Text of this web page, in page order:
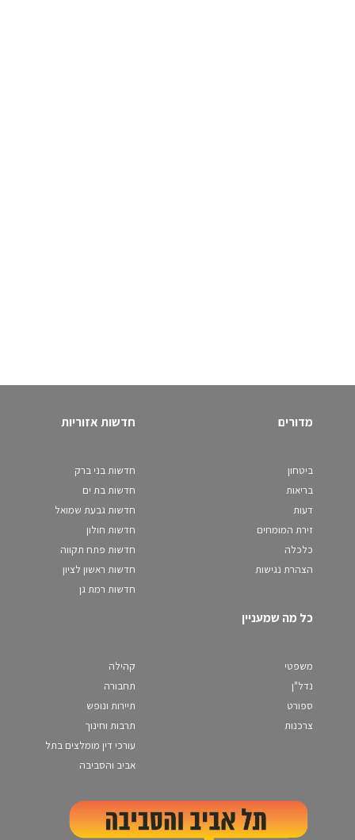
מדורים
ביטחון
בריאות
דעות
זירת המומחים
כלכלה
הצהרת נגישות
חדשות אזוריות
חדשות בני ברק
חדשות בת ים
חדשות גבעת שמואל
חדשות חולון
חדשות פתח תקווה
חדשות ראשון לציון
חדשות רמת גן
כל מה שמעניין
משפטי
נדל"ן
ספורט
צרכנות
קהילה
תחבורה
תיירות ונופש
תרבות וחינוך
עורכי דין מומלצים בתל
אביב והסביבה